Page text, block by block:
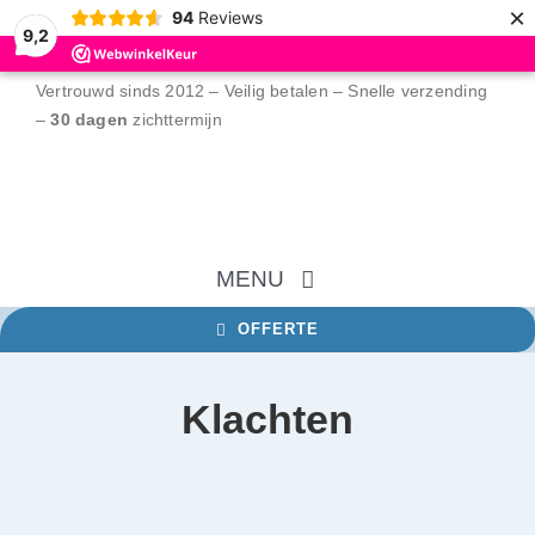
9,2
94 Reviews ×
Vertrouwd sinds 2012 – Veilig betalen – Snelle verzending
–30 dagen zichttermijn
MENU
OFFERTE
Klachten